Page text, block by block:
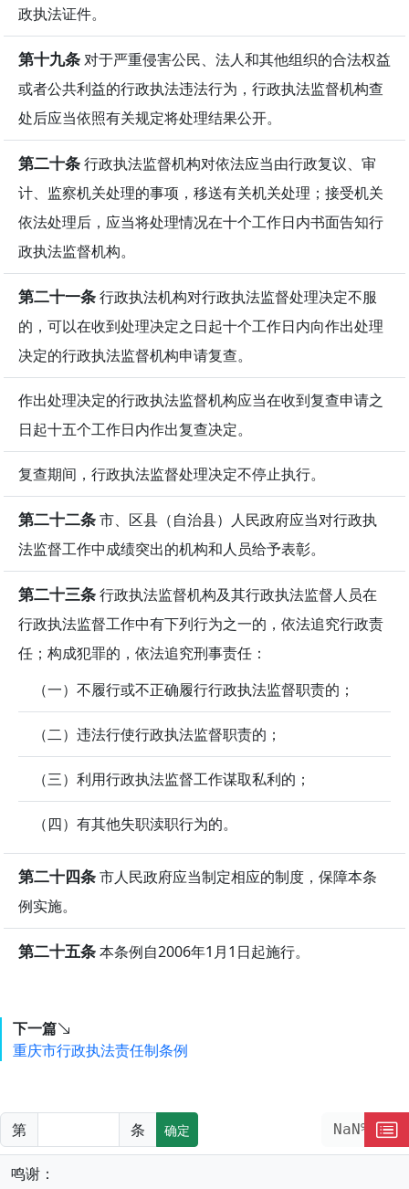
政执法证件。
第十九条对于严重侵害公民、法人和其他组织的合法权益
或者公共利益的行政执法违法行为，行政执法监督机构查
处后应当依照有关规定将处理结果公开。
第二十条行政执法监督机构对依法应当由行政复议、审
计、监察机关处理的事项，移送有关机关处理；接受机关
依法处理后，应当将处理情况在十个工作日内书面告知行
政执法监督机构。
第二十一条行政执法机构对行政执法监督处理决定不服
的，可以在收到处理决定之日起十个工作日内向作出处理
决定的行政执法监督机构申请复查。
作出处理决定的行政执法监督机构应当在收到复查申请之
日起十五个工作日内作出复查决定。
复查期间，行政执法监督处理决定不停止执行。
第二十二条市、区县（自治县）人民政府应当对行政执
法监督工作中成绩突出的机构和人员给予表彰。
第二十三条行政执法监督机构及其行政执法监督人员在
行政执法监督工作中有下列行为之一的，依法追究行政责
任；构成犯罪的，依法追究刑事责任：
（一）不履行或不正确履行行政执法监督职责的；
（二）违法行使行政执法监督职责的；
（三）利用行政执法监督工作谋取私利的；
（四）有其他失职渎职行为的。
第二十四条市人民政府应当制定相应的制度，保障本条
例实施。
第二十五条本条例自2006年1月1日起施行。
下一篇
重庆市行政执法责任制条例
第 条 确定 NaN%
鸣谢：